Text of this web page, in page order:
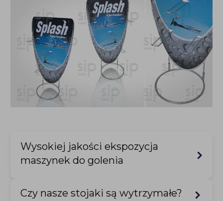
Wysokiej jakości ekspozycja
maszynek do golenia
Czy nasze stojaki są wytrzymałe?